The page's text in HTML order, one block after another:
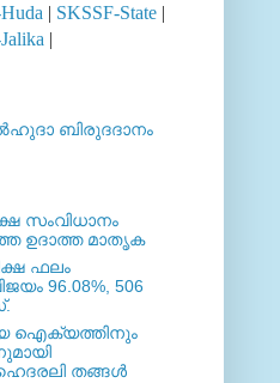
| SKSSF-State |
|
ബിരുദദാനം
സംവിധാനം
ഉദാത്ത മാതൃക
ഫലം
96.08%, 506
ഐക്യത്തിനും
തങ്ങള്‍